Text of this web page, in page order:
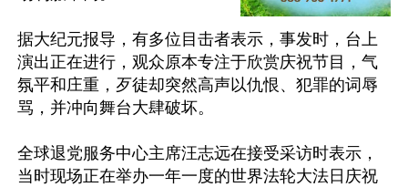
据大纪元报导，有多位目击者表示，事发时，台上
演出正在进行，观众原本专注于欣赏庆祝节目，气
氛平和庄重，歹徒却突然高声以仇恨、犯罪的词辱
骂，并冲向舞台大肆破坏。
全球退党服务中心主席汪志远在接受采访时表示，
当时现场正在举办一年一度的世界法轮大法日庆祝